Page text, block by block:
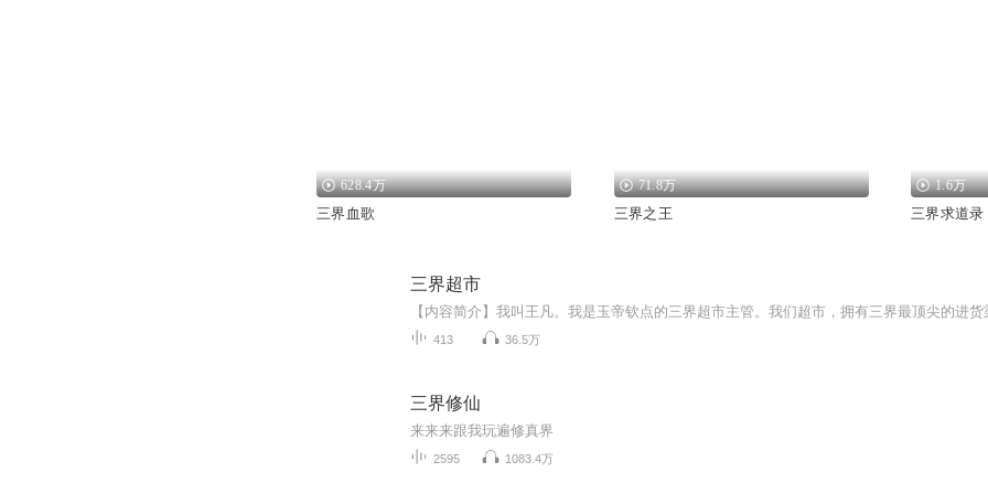
628.4万
三界血歌
71.8万
三界之王
1.6万
三界求道录
三界超市
413 36.5万
三界修仙
来来来跟我玩遍修真界
2595 1083.4万